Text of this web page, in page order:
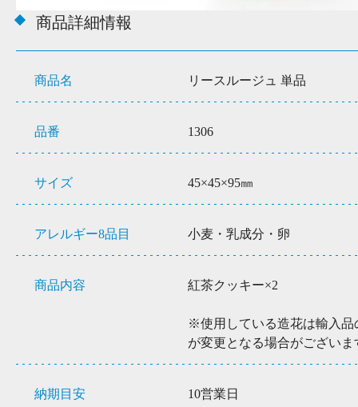
商品詳細情報
商品名 リースルージュ 単品
品番 1306
サイズ 45×45×95㎜
アレルギー8品目 小麦・乳成分・卵
商品内容 紅茶クッキー×2
※使用している造花は輸入品
が変更となる場合がございま
納期目安 10営業日